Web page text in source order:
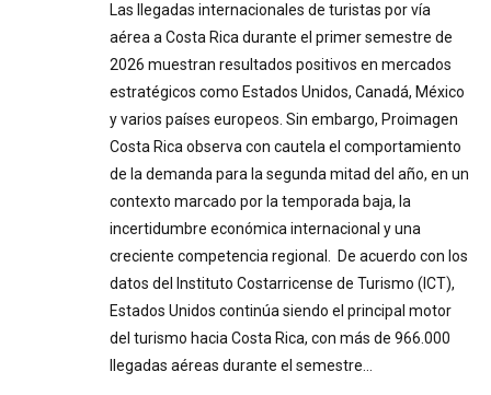
Las llegadas internacionales de turistas por vía
aérea a Costa Rica durante el primer semestre de
2026 muestran resultados positivos en mercados
estratégicos como Estados Unidos, Canadá, México
y varios países europeos. Sin embargo, Proimagen
Costa Rica observa con cautela el comportamiento
de la demanda para la segunda mitad del año, en un
contexto marcado por la temporada baja, la
incertidumbre económica internacional y una
creciente competencia regional. De acuerdo con los
datos del Instituto Costarricense de Turismo (ICT),
Estados Unidos continúa siendo el principal motor
del turismo hacia Costa Rica, con más de 966.000
llegadas aéreas durante el semestre…